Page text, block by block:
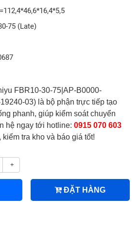
75 (Late)
FBR10-30-75|AP-B0000-
03) là bộ phận trực tiếp tạo
phanh, giúp kiểm soát chuyển
hệ ngay tới hotline:0915 070 603
tra kho và báo giá tốt!
+
ĐẶT HÀNG